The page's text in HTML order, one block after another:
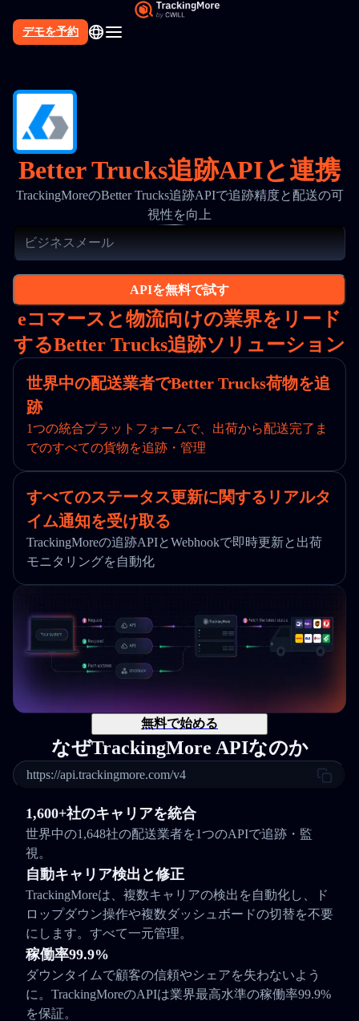
デモを予約
Better Trucks追跡APIと連携
TrackingMoreのBetter Trucks追跡APIで追跡精度と配送の可
視性を向上
APIを無料で試す
eコマースと物流向けの業界をリード
するBetter Trucks追跡ソリューション
世界中の配送業者でBetter Trucks荷物を追
跡
1つの統合プラットフォームで、出荷から配送完了ま
でのすべての貨物を追跡・管理
すべてのステータス更新に関するリアルタ
イム通知を受け取る
TrackingMoreの追跡APIとWebhookで即時更新と出荷
モニタリングを自動化
無料で始める
なぜTrackingMore APIなのか
https://api.trackingmore.com/v4
1,600+社のキャリアを統合
世界中の1,648社の配送業者を1つのAPIで追跡・監
視。
自動キャリア検出と修正
TrackingMoreは、複数キャリアの検出を自動化し、ド
ロップダウン操作や複数ダッシュボードの切替を不要
にします。すべて一元管理。
稼働率99.9%
ダウンタイムで顧客の信頼やシェアを失わないよう
に。TrackingMoreのAPIは業界最高水準の稼働率99.9%
を保証。